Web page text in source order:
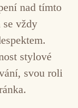
nad tímto
se vždy
stylové
svou roli